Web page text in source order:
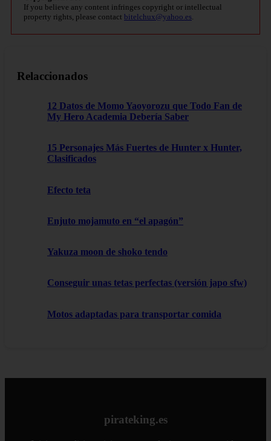
If you believe any content infringes copyright or intellectual
property rights, please contact bitelchux@yahoo.es
Relaccionados
12 Datos de Momo Yaoyorozu que Todo Fan de
My Hero Academia Debería Saber
15 Personajes Más Fuertes de Hunter x Hunter,
Clasificados
Efecto teta
Enjuto mojamuto en “el apagón”
Yakuza moon de shoko tendo
Conseguir unas tetas perfectas (versión japo sfw)
Motos adaptadas para transportar comida
pirateking.es